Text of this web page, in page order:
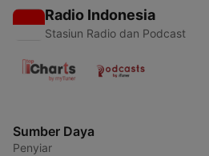
Radio Indonesia
Stasiun Radio dan Podcast
Sumber Daya
Penyiar